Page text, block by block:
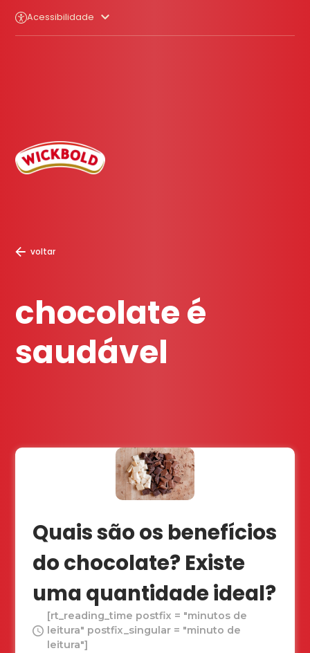
Acessibilidade
voltar
chocolate é
saudável
Quais são os benefícios
do chocolate? Existe
uma quantidade ideal?
[rt_reading_time postfix = "minutos de
leitura" postfix_singular = "minuto de
leitura"]